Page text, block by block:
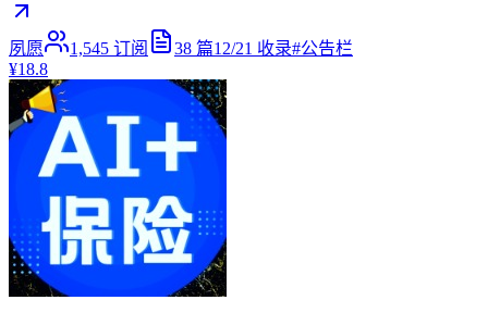
夙愿 1,545 订阅 38 篇12/21 收录#公告栏
¥18.8